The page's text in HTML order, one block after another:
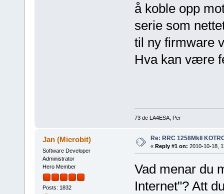
å koble opp
serie som
til ny firmware
Hva kan være
73 de LA4ESA, Per
Jan (Microbit)
Software Developer
Administrator
Hero Member
Posts: 1832
Re: RRC 1258MkII
« Reply #1 on: 2010-10-18,
Vad menar du
Internet"? Att